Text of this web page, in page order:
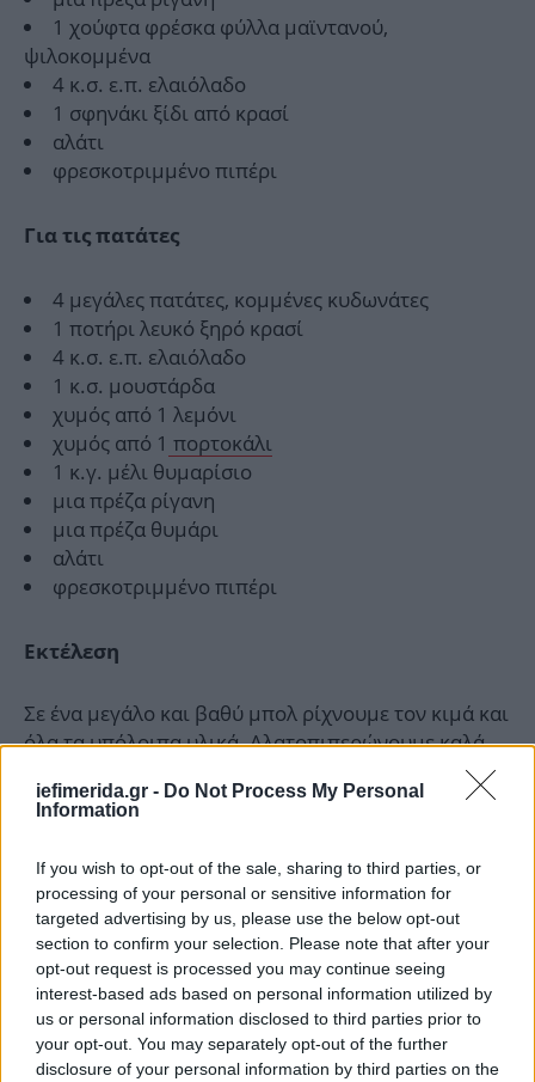
iefimerida.gr - Do Not Process My Personal
Information
If you wish to opt-out of the sale, sharing to third parties, or
processing of your personal or sensitive information for
targeted advertising by us, please use the below opt-out
section to confirm your selection. Please note that after your
opt-out request is processed you may continue seeing
interest-based ads based on personal information utilized by
us or personal information disclosed to third parties prior to
your opt-out. You may separately opt-out of the further
disclosure of your personal information by third parties on the
1 χούφτα φρέσκα φύλλα μαϊντανού,
ψιλοκομμένα
4 κ.σ. ε.π. ελαιόλαδο
1 σφηνάκι ξίδι από κρασί
αλάτι
φρεσκοτριμμένο πιπέρι
Για τις πατάτες
4 μεγάλες πατάτες, κομμένες κυδωνάτες
1 ποτήρι λευκό ξηρό κρασί
4 κ.σ. ε.π. ελαιόλαδο
1 κ.σ. μουστάρδα
χυμός από 1 λεμόνι
χυμός από 1 πορτοκάλι
1 κ.γ. μέλι θυμαρίσιο
μια πρέζα ρίγανη
μια πρέζα θυμάρι
αλάτι
φρεσκοτριμμένο πιπέρι
Εκτέλεση
Σε ένα μεγάλο και βαθύ μπολ ρίχνουμε τον κιμά και
όλα τα υπόλοιπα υλικά. Αλατοπιπερώνουμε καλά
και βρέχουμε τα χέρια μας με νερό. Ζυμώνουμε
δυνατά για αρκετή ώρα ώστε να σπάσουν οι ίνες
υλικά. Μόλις αφρατέψει το μείγμα, σκεπάζουμε το
μπολ και βάζουμε στο ψυγείο για 1 ώρα ώστε να
σφίξει και να ανταλλάξουν τα υλικά τα αρώματα και
τις γεύσεις τους. Λαδώνουμε λίγο τα χέρια μας και
πλάθουμε οκτώ μέτρια μπιφτέκια ίδιου πάχους.